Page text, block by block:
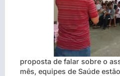
proposta de falar sobre o
mês, equipes de Saúde